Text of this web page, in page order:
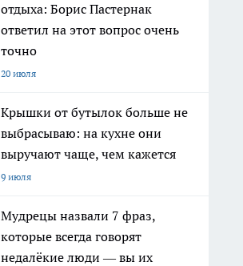
отдыха: Борис Пастернак
ответил на этот вопрос очень
точно
20 июля
Крышки от бутылок больше не
выбрасываю: на кухне они
выручают чаще, чем кажется
9 июля
Мудрецы назвали 7 фраз,
которые всегда говорят
недалёкие люди — вы их